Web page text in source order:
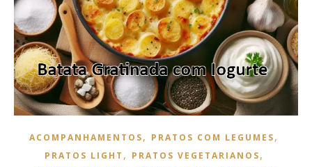
ACOMPANHAMENTOS, PRATOS COM LEGUMES,
PRATOS LIGHT , PRATOS VEGETARIANOS,